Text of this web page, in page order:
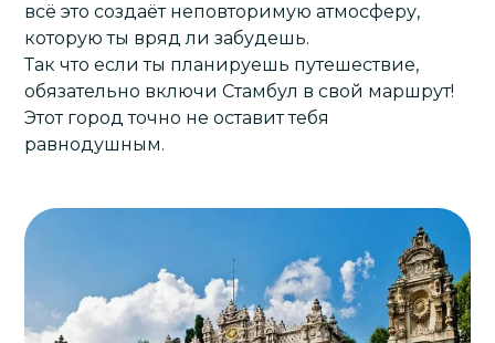
всё это создаёт неповторимую атмосферу,
которую ты вряд ли забудешь.
Так что если ты планируешь путешествие,
обязательно включиСтамбул в свой маршрут!
Этот город точно не оставит тебя
равнодушным.